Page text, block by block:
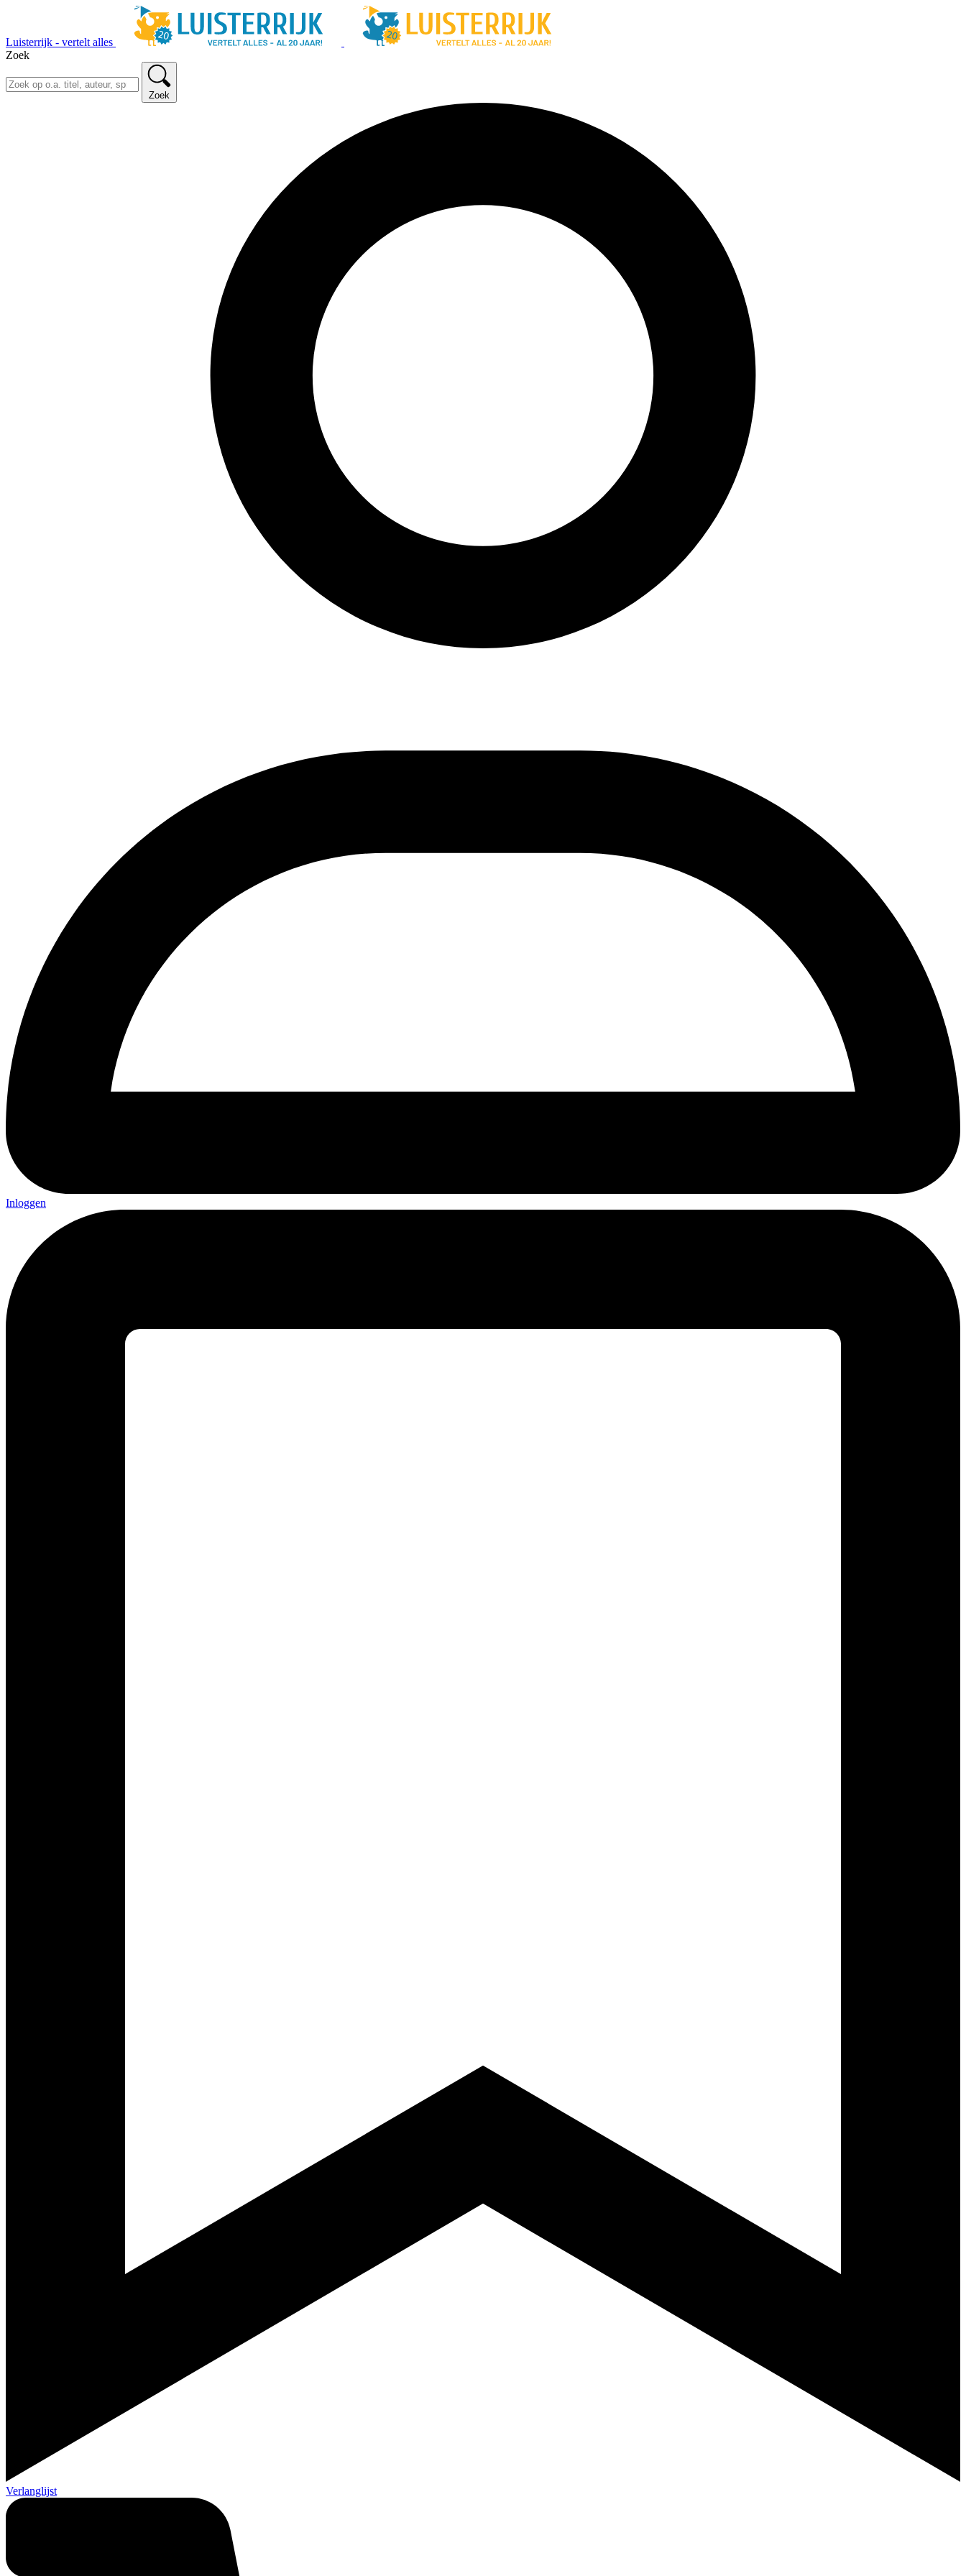
Luisterrijk - vertelt alles
Zoek
Zoek
Inloggen
Verlanglijst